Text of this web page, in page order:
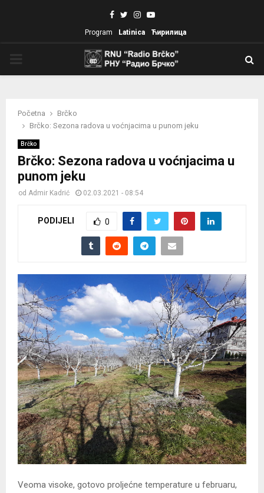
Facebook
TwitterInstagram
Youtube
Program Latinica Ћирилица
Početna
Brčko
Brčko: Sezona radova u voćnjacima u punom jeku
Brčko
Brčko: Sezona radova u voćnjacima u
punom jeku
od Admir Kadrić 02.03.2021 - 08:54
PODIJELI 0
Veoma visoke, gotovo proljećne temperature u februaru,